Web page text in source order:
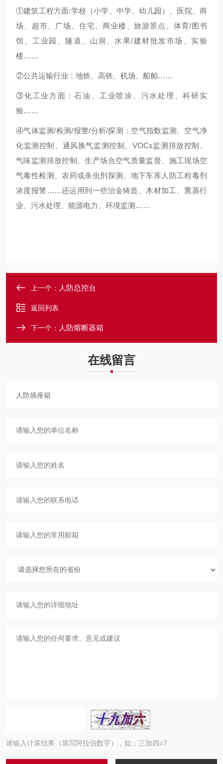
①建筑工程方面:学校（小学、中学、幼儿园）、医院、商
场、超市、广场、住宅、商业楼、旅游景点、体育/图书
馆、工业园、隧道、山洞、水果/建材批发市场、实验
楼……
②公共运输行业：地铁、高铁、机场、船舶……
③化工业方面：石油、工业喷涂、污水处理、科研实
验……
④气体监测/检测/报警/分析/探测：空气指数监测、空气净
化监测控制、通风换气监测控制、VOCs监测排放控制、
气味监测排放控制、生产场合空气质量监督、施工现场空
气毒性检测、农药或杀虫剂探测、地下车库人防工程毒剂
浓度报警……还运用到一些治金铸造、木材加工、熏蒸行
业、污水处理、能源电力、环境监测……
上一个： 人防总控台
返回列表
下一个： 人防熔断器箱
在线留言
请输入计算结果（填写阿拉伯数字），如：三加四=7